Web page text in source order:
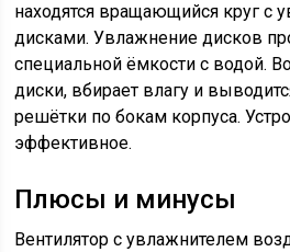
находятся вращающийся круг
дисками. Увлажнение дисков
специальной ёмкости с водой.
диски, вбирает влагу и
решётки по бокам корпуса.
эффективное.
Плюсы и минусы
Вентилятор с увлажнителем